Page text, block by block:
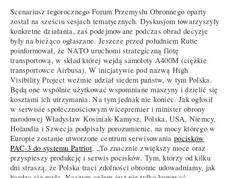
Scenariusz tegorocznego Forum Przemysłu Obronnego oparty
został na sześciu sesjach tematycznych. Dyskusjom towarzyszyły
konkretne działania, zaś podejmowane podczas obrad decyzje
były na bieżąco ogłaszane. Jeszcze przed południem Rutte
poinformował, że NATO uruchomi strategiczną flotę
transportową, w skład której wejdą samoloty A400M (ciężkie
transportowce Airbusa). W inicjatywie pod nazwą High
Visibility Project weźmie udział siedem państw, w tym Polska.
Będą one wspólnie użytkować wspomniane maszyny i dzielić się
kosztami ich utrzymania. Na tym jednak nie koniec. Jak ogłosił
w serwisie społecznościowym wicepremier i minister obrony
narodowej Władysław Kosiniak-Kamysz, Polska, USA, Niemcy,
Holandia i Szwecja podpisały porozumienie, na mocy którego w
Europie zostanie utworzone centrum serwisowaniapocisków
PAC-3 do systemu Patriot. „To znacznie zwiększy moce oraz
przyspieszy produkcję i serwis pocisków. Tym, którzy od kilku
dni straszą, że Polska traci zdolności obronne udowadniamy, jak